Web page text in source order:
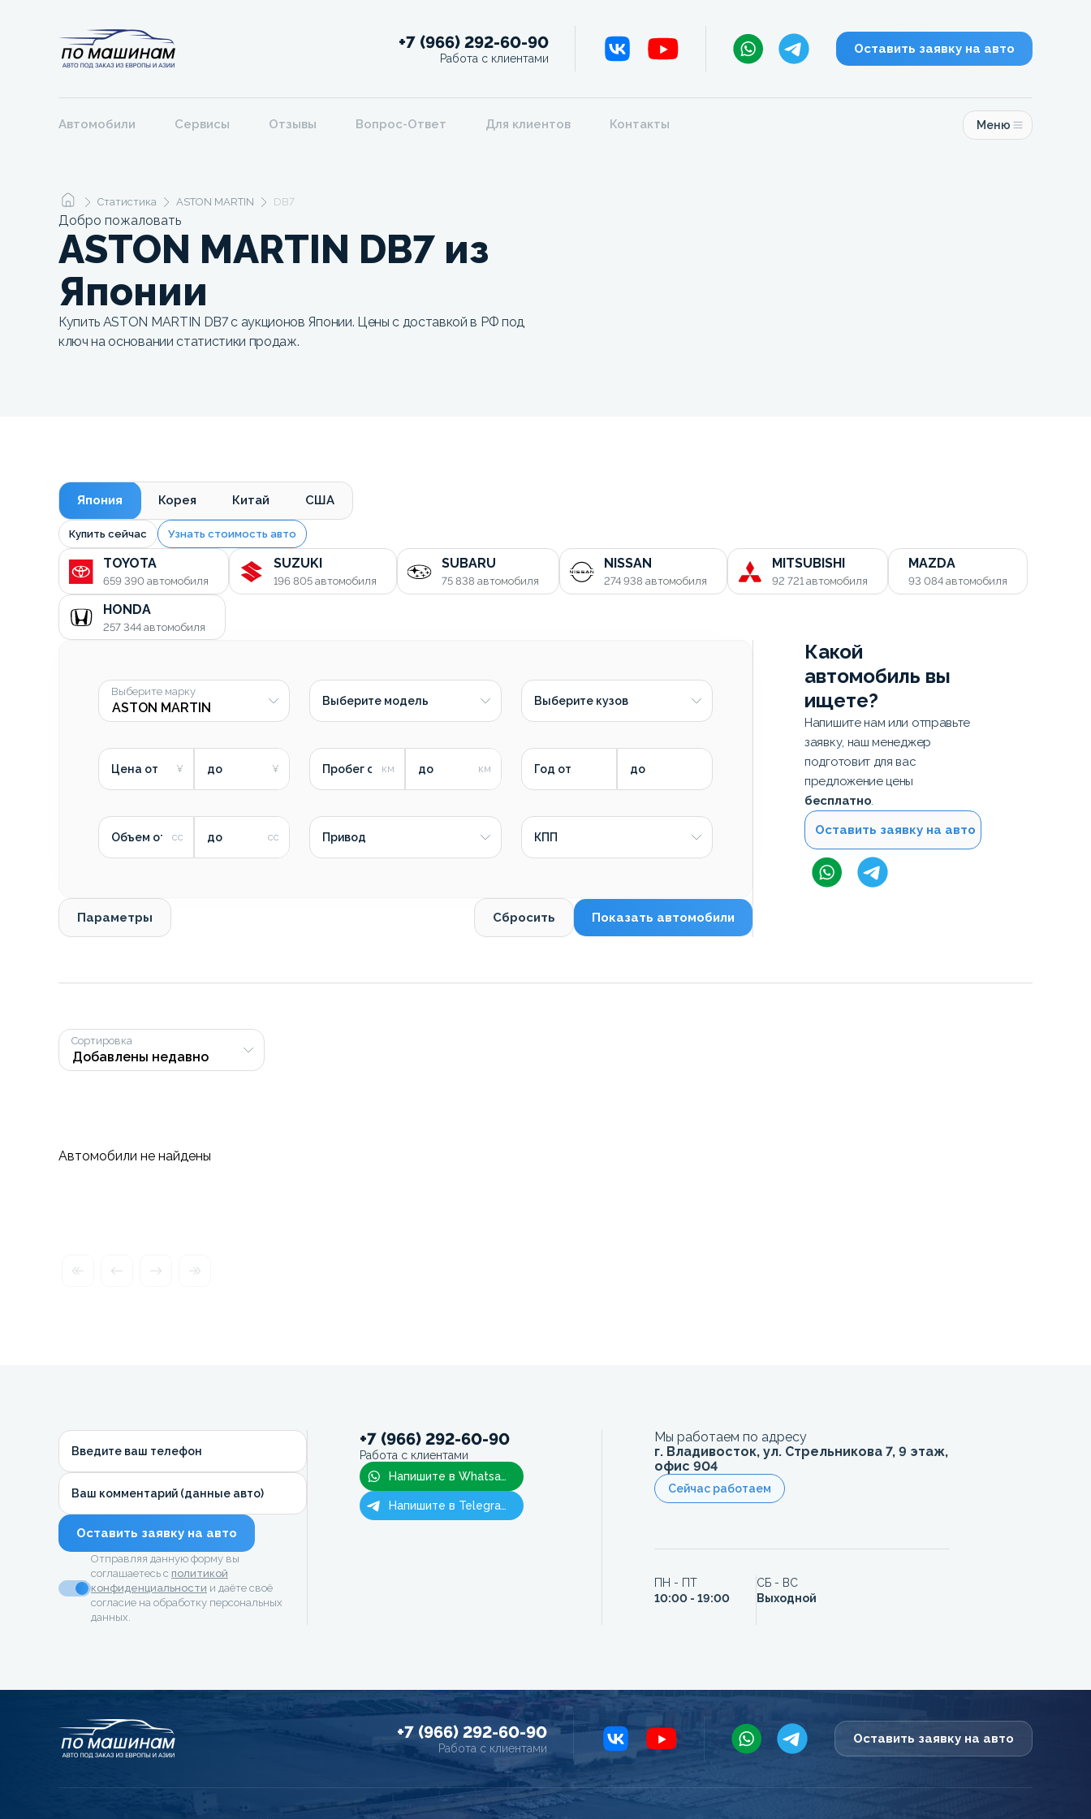
+7 (966) 292-60-90
Работа с клиентами
Оставить заявку на авто
Автомобили Сервисы Отзывы Вопрос-Ответ Для клиентов Контакты Меню
Статистика ASTON MARTIN DB7
Добро пожаловать
ASTON MARTIN DB7 из
Японии
Купить ASTON MARTIN DB7 с аукционов Японии. Цены с доставкой в РФ под
ключ на основании статистики продаж.
Япония Корея Китай США
Купить сейчас Узнать стоимость авто
TOYOTA
659 390 автомобиля
SUZUKI
196 805 автомобиля
SUBARU
75 838 автомобиля
NISSAN
274 938 автомобиля
MITSUBISHI
92 721 автомобиля
MAZDA
93 084 автомобиля
HONDA
257 344 автомобиля
Выберите марку
Выберите модель Выберите кузов
Цена от до Пробег от до Год от до
Объем от до Привод КПП
Параметры Сбросить Показать автомобили
Какой
автомобиль вы
ищете?
Напишите нам или отправьте
заявку, наш менеджер
подготовит для вас
предложение цены
бесплатно.
Оставить заявку на авто
Сортировка
Автомобили не найдены
Введите ваш телефон
Ваш комментарий (данные авто)
Оставить заявку на авто
Отправляя данную форму вы
соглашаетесь с политикой
конфиденциальности и даёте своё
согласие на обработку персональных
данных.
+7 (966) 292-60-90
Работа с клиентами
Напишите в Whatsapp
Напишите в Telegram
Мы работаем по адресу
г. Владивосток, ул. Стрельникова 7, 9 этаж,
офис 904
Сейчас работаем
ПН - ПТ
10:00 - 19:00
СБ - ВС
Выходной
+7 (966) 292-60-90
Работа с клиентами
Оставить заявку на авто